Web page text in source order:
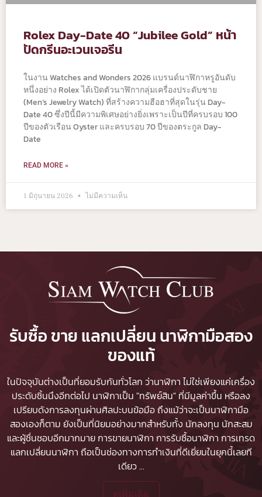
Rolex Day-Date 40 “Jubilee Gold” หน้า
ปัดกรีนอะเวนเจอรีน
ในงาน Watches and Wonders 2026 แบรนด์นาฬิกาหรูอันดับ
หนึ่งอย่าง Rolex ได้เปิดตัวนาฬิกากลุ่มเครื่องประดับชาย
(Men’s Jewelry Watch) ที่สร้างความฮือฮาที่สุดในรุ่น Day-
Date 40 ซึ่งปีนี้มีความพิเศษอย่างยิ่งเพราะเป็นปีที่ครบรอบ 100
ปีของตัวเรือน Oyster และครบรอบ 70 ปีของตระกูล Day-
Date
READ MORE »
1 มิถุนายน 2026 ไม่มีความเห็น
รับซื้อ ขาย แลกเปลี่ยน นาฬิกามือสอง
ของแท้
ในปัจจุบันต่างเป็นที่ยอมรับกันทั่วโลก ว่านาฬิกา ไม่ใช่เพียงแค่เครื่อง
ประดับชิ้นนึงอีกต่อไป นาฬิกาเป็น "ทรัพย์สิน" ที่มีมูลค่าขึ้น หรือลง
เปรียบดังการลงทุนผ่านศิลปะบนข้อมือ ถึงแม้ว่าจะเป็นนาฬิกามือ
สองเองก็ตาม ยังเป็นที่นิยมอย่างมากสำหรับทั้ง นักลงทุน นักสะสม
และผู้ชื่นชอบอีกมากมายการขายนาฬิกา การรับซื้อนาฬิกา การเทรด
แลกเปลี่ยนนาฬิกา ถือเป็นช่องทางการทำเงินที่ดีเยี่ยมในยุคนี้เลยที
เดียว...
ดูเพิ่มเติม